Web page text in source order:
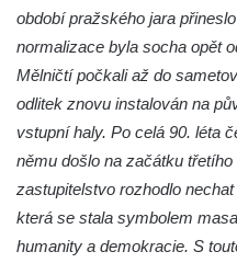
Socha Volavka v ZOO
Flamingo trůn v ZOO
Lysá nad Labem, barokní
Socha Opičákovník v ZOO
Socha Roháč v ZOO
Socha Mystik v ZOO
období pražského jara
normalizace byla socha opět
Mělničtí počkali až do
odlitek znovu instalován na
vstupní haly. Po celá 90. léta
němu došlo na začátku
zastupitelstvo rozhodlo
která se stala symbolem
humanity a demokracie. S